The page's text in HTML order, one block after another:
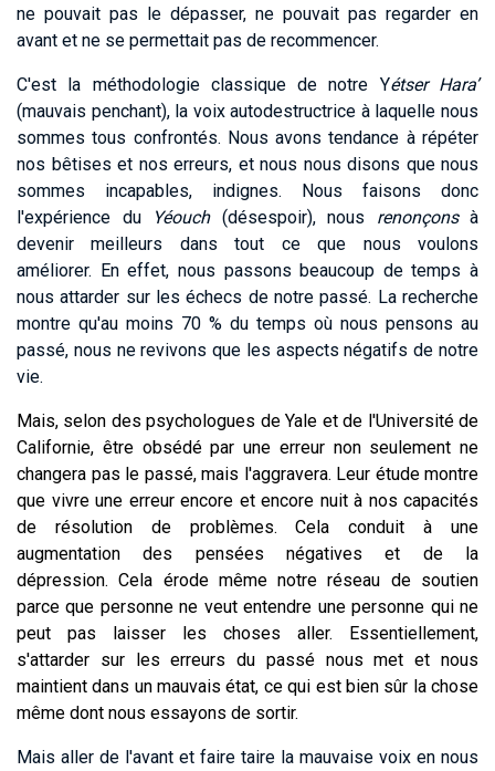
ne pouvait pas le dépasser, ne pouvait pas regarder en
avant et ne se permettait pas de recommencer.
C'est la méthodologie classique de notre Yétser Hara’
(mauvais penchant), la voix autodestructrice à laquelle nous
sommes tous confrontés. Nous avons tendance à répéter
nos bêtises et nos erreurs, et nous nous disons que nous
sommes incapables, indignes. Nous faisons donc
l'expérience du
Yéouch(désespoir), nous renonçonsà
devenir meilleurs dans tout ce que nous voulons
améliorer. En effet, nous passons beaucoup de temps à
nous attarder sur les échecs de notre passé. La recherche
montre qu'au moins 70 % du temps où nous pensons au
passé, nous ne revivons que les aspects négatifs de notre
vie.
Mais, selon des psychologues de Yale et de l'Université de
Californie, être obsédé par une erreur non seulement ne
changera pas le passé, mais l'aggravera. Leur étude montre
que vivre une erreur encore et encore nuit à nos capacités
de résolution de problèmes. Cela conduit à une
augmentation des pensées négatives et de la
dépression. Cela érode même notre réseau de soutien
parce que personne ne veut entendre une personne qui ne
peut pas laisser les choses aller. Essentiellement,
s'attarder sur les erreurs du passé nous met et nous
maintient dans un mauvais état, ce qui est bien sûr la chose
même dont nous essayons de sortir.
Mais aller de l'avant et faire taire la mauvaise voix en nous